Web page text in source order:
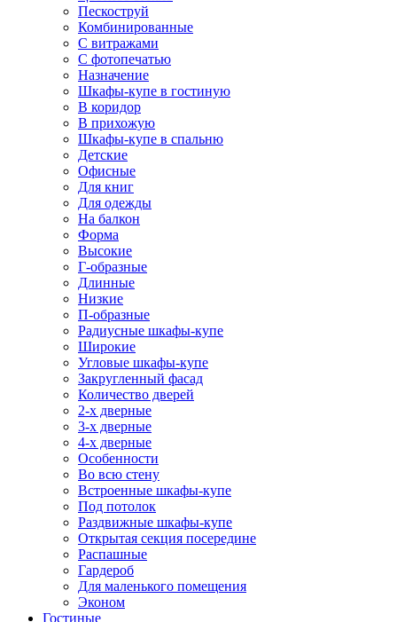
Пескоструй
Комбинированные
С витражами
С фотопечатью
Назначение
Шкафы-купе в гостиную
В коридор
В прихожую
Шкафы-купе в спальню
Детские
Офисные
Для книг
Для одежды
На балкон
Форма
Высокие
Г-образные
Длинные
Низкие
П-образные
Радиусные шкафы-купе
Широкие
Угловые шкафы-купе
Закругленный фасад
Количество дверей
2-х дверные
3-х дверные
4-х дверные
Особенности
Во всю стену
Встроенные шкафы-купе
Под потолок
Раздвижные шкафы-купе
Открытая секция посередине
Распашные
Гардероб
Для маленького помещения
Эконом
Гостиные